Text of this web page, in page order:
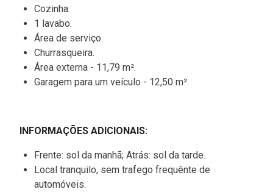
Cozinha.
1 lavabo.
Área de serviço.
Churrasqueira.
Área externa - 11,79 m².
Garagem para um veículo - 12,50 m².
INFORMAÇÕES ADICIONAIS:
Frente: sol da manhã; Atrás: sol da tarde.
Local tranquilo, sem trafego frequênte de
automóveis.